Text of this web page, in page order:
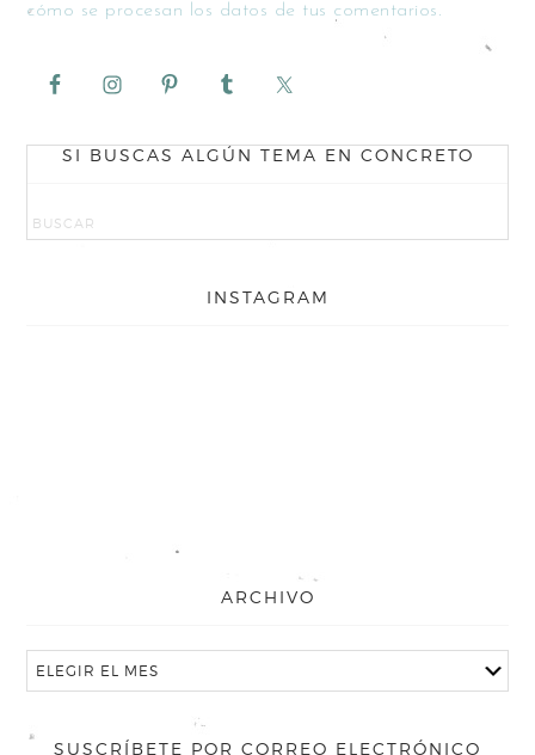
cómo se procesan los datos de tus comentarios.
SI BUSCAS ALGÚN TEMA EN CONCRETO
INSTAGRAM
ARCHIVO
SUSCRÍBETE POR CORREO ELECTRÓNICO